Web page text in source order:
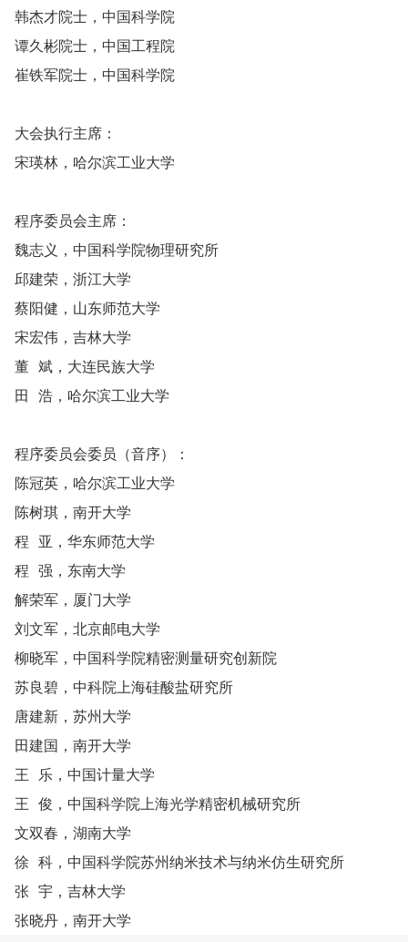
韩杰才院士，中国科学院
谭久彬院士，中国工程院
崔铁军院士，中国科学院
大会执行主席：
宋瑛林，哈尔滨工业大学
程序委员会主席：
魏志义，中国科学院物理研究所
邱建荣，浙江大学
蔡阳健，山东师范大学
宋宏伟，吉林大学
董 斌，大连民族大学
田 浩，哈尔滨工业大学
程序委员会委员（音序）：
陈冠英，哈尔滨工业大学
陈树琪，南开大学
程 亚，华东师范大学
程 强，东南大学
解荣军，厦门大学
刘文军，北京邮电大学
柳晓军，中国科学院精密测量研究创新院
苏良碧，中科院上海硅酸盐研究所
唐建新，苏州大学
田建国，南开大学
王 乐，中国计量大学
王 俊，中国科学院上海光学精密机械研究所
文双春，湖南大学
徐 科，中国科学院苏州纳米技术与纳米仿生研究所
张 宇，吉林大学
张晓丹，南开大学